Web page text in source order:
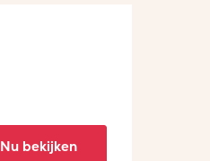
Nu bekijken